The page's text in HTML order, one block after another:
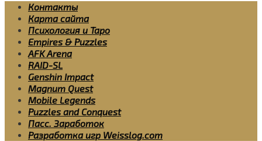
Контакты
Карта сайта
Психология и Таро
Empires & Puzzles
AFK Arena
RAID-SL
Genshin Impact
Magnum Quest
Mobile Legends
Puzzles and Conquest
Пасс. Заработок
Разработка игр Weisslog.com